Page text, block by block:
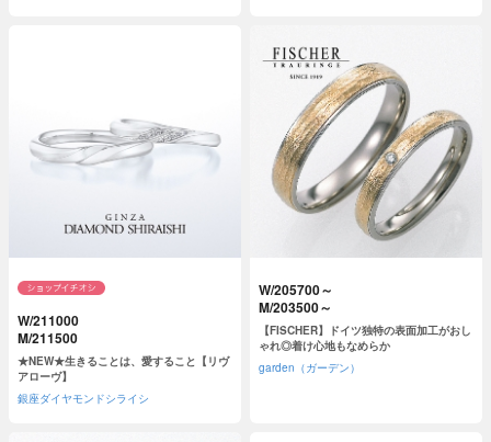
W/211000
M/211500
★NEW★生きることは、愛すること【リヴ
アローヴ】
銀座ダイヤモンドシライシ
W/205700～
M/203500～
【FISCHER】ドイツ独特の表面加工がおし
ゃれ◎着け心地もなめらか
garden（ガーデン）